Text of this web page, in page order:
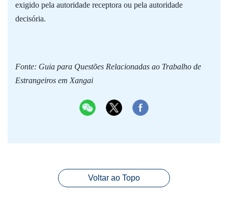
exigido pela autoridade receptora ou pela autoridade
decisória.
Fonte: Guia para Questões Relacionadas ao Trabalho de
Estrangeiros em Xangai
Voltar ao Topo